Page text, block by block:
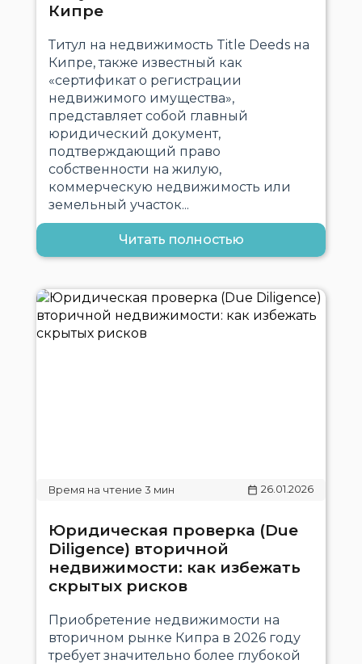
Кипре
Титул на недвижимость Title Deeds на
Кипре, также известный как
«сертификат о регистрации
недвижимого имущества»,
представляет собой главный
юридический документ,
подтверждающий право
собственности на жилую,
коммерческую недвижимость или
земельный участок...
Читать полностью
26.01.2026
Юридическая проверка (Due
Diligence) вторичной
недвижимости: как избежать
скрытых рисков
Приобретение недвижимости на
вторичном рынке Кипра в 2026 году
требует значительно более глубокой